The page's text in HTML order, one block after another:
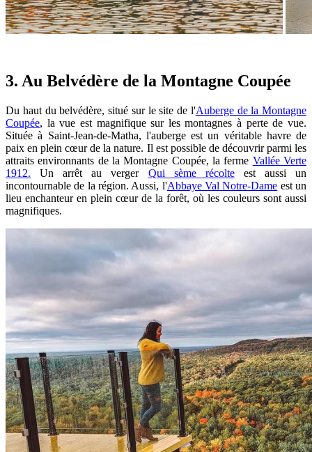
3. Au Belvédère de la Montagne Coupée
Du haut du belvédère, situé sur le site de l'Auberge de la Montagne
Coupée, la vue est magnifique sur les montagnes à perte de vue.
Située à Saint-Jean-de-Matha, l'auberge est un véritable havre de
paix en plein cœur de la nature. Il est possible de découvrir parmi les
attraits environnants de la Montagne Coupée, la ferme Vallée Verte
1912. Un arrêt au verger Qui sème récolteest aussi un
incontournable de la région. Aussi, l'Abbaye Val Notre-Dame est un
lieu enchanteur en plein cœur de la forêt, où les couleurs sont aussi
magnifiques.